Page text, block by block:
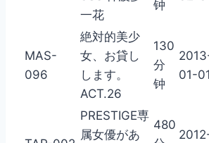
一花
钟
MAS-
096
絶対的美少
女、お貸し
します。
ACT.26
130
分
钟
01-01
PRESTIGE専
属女優があ
480